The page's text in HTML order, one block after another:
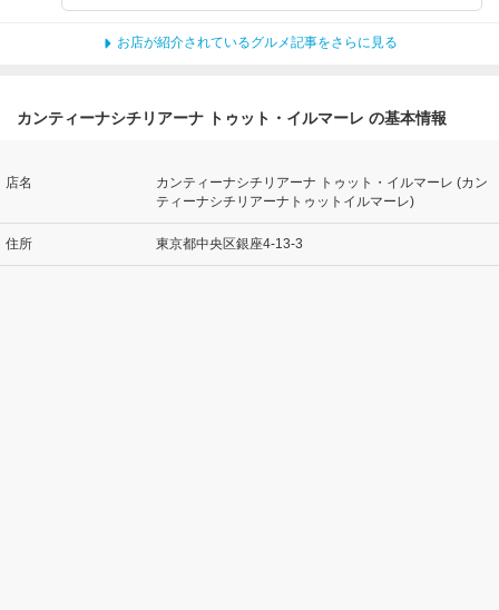
お店が紹介されているグルメ記事をさらに見る
カンティーナシチリアーナ トゥット・イルマーレ の基本情報
店名
カンティーナシチリアーナ トゥット・イルマーレ (カン
ティーナシチリアーナトゥットイルマーレ)
住所 東京都中央区銀座4-13-3